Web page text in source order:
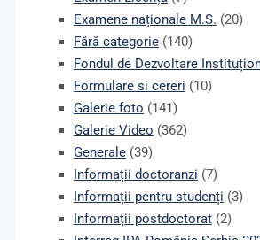
Examene naționale M.S. (20)
Fără categorie(140)
Fondul de Dezvoltare
Formulare si cereri (10)
Galerie foto (141)
Galerie Video (362)
Generale(39)
Informații doctoranzi (7)
Informații pentru studenți (3)
Informații postdoctorat(2)